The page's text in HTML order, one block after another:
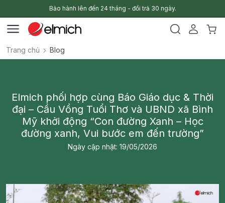
Bảo hành lên đến 24 tháng - đổi trả 30 ngày.
Trang chủ Blog
Elmich phối hợp cùng Báo Giáo dục & Thời
đại – Cầu Vồng Tuổi Thơ và UBND xã Bình
Mỹ khởi động “Con đường Xanh – Học
đường xanh, Vui bước em đến trường”
Ngày cập nhật: 19/05/2026